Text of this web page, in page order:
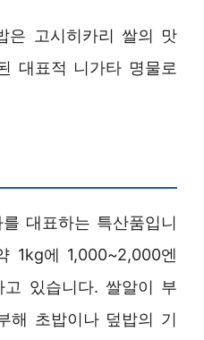
은 고시히카리 쌀의 맛
대표적 니가타 명물로
대표하는 특산품입니
1kg에 1,000~2,000엔
고 있습니다. 쌀알이 부
해 초밥이나 덮밥의 기